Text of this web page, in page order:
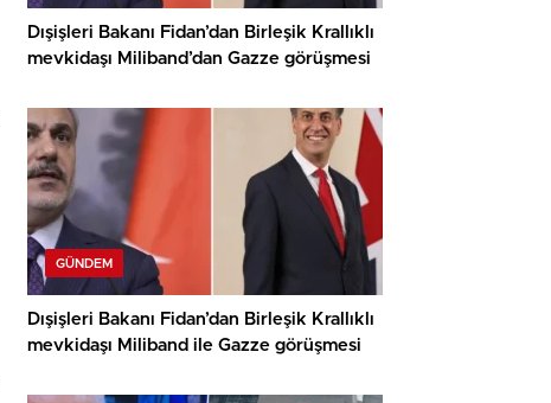
Dışişleri Bakanı Fidan’dan Birleşik Krallıklı
mevkidaşı Miliband’dan Gazze görüşmesi
GÜNDEM
Dışişleri Bakanı Fidan’dan Birleşik Krallıklı
mevkidaşı Miliband ile Gazze görüşmesi